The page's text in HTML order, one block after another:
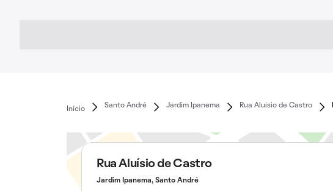
Início
Santo André Jardim Ipanema Rua Aluísio de Castro
Rua Aluísio de Castro
Jardim Ipanema, Santo André